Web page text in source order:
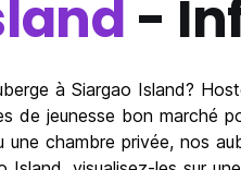
-
à Siargao Island?
de jeunesse bon marché
chambre privée, nos